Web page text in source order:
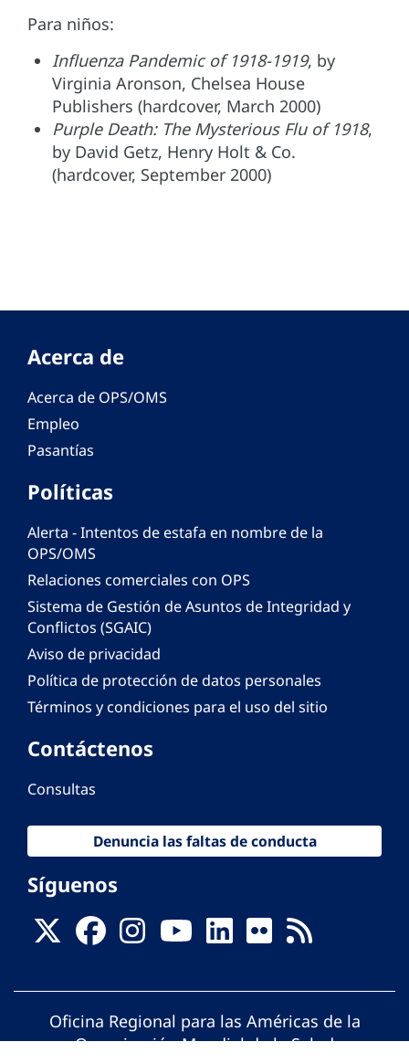
Para niños:
Influenza Pandemic of 1918-1919, by
Virginia Aronson, Chelsea House
Publishers (hardcover, March 2000)
Purple Death: The Mysterious Flu of 1918,
by David Getz, Henry Holt & Co.
(hardcover, September 2000)
Acerca de
Acerca de OPS/OMS
Empleo
Pasantías
Políticas
Alerta - Intentos de estafa en nombre de la
OPS/OMS
Relaciones comerciales con OPS
Sistema de Gestión de Asuntos de Integridad y
Conflictos (SGAIC)
Aviso de privacidad
Política de protección de datos personales
Términos y condiciones para el uso del sitio
Contáctenos
Consultas
Denuncia las faltas de conducta
Síguenos
Oficina Regional para las Américas de la
Organización Mundial de la Salud